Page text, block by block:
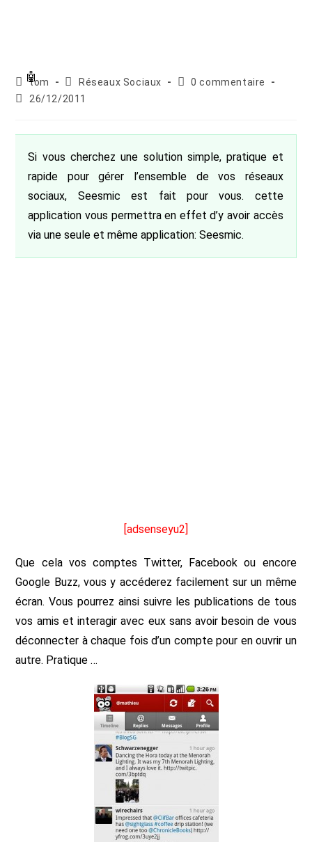
Auteur/autrice
de
tom
Post
category:
Réseaux Sociaux
Commentaires
0 commentaire
Publication
26/12/2011
Si vous cherchez une solution simple, pratique et
rapide pour gérer l’ensemble de vos réseaux
sociaux, Seesmic est fait pour vous. cette
application vous permettra en effet d’y avoir accès
via une seule et même application: Seesmic.
[adsenseyu2]
Que cela vos comptes Twitter, Facebook ou encore
Google Buzz, vous y accéderez facilement sur un même
écran. Vous pourrez ainsi suivre les publications de tous
vos amis et interagir avec eux sans avoir besoin de vous
déconnecter à chaque fois d’un compte pour en ouvrir un
autre. Pratique …